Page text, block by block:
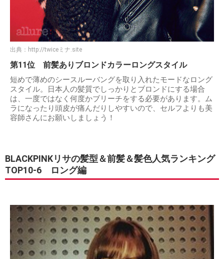
出典： http://twiceミナ.site
第11位 前髪ありブロンドカラーロングスタイル
短めで薄めのシースルーバングを取り入れたモードなロング
スタイル。日本人の髪質でしっかりとブロンドにする場合
は、一度ではなく何度かブリーチをする必要があります。ム
ラになったり頭皮が痛んだりしやすいので、セルフよりも美
容師さんにお願いしましょう！
BLACKPINKリサの髪型＆前髪＆髪色人気ランキング
TOP10-6 ロング編